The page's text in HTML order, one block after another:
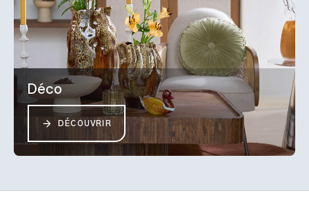
Déco
DÉCOUVRIR